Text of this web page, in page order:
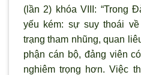
(lần 2) khóa VIII: “Trong
yếu kém: sự suy thoái
trạng tham nhũng, quan
phận cán bộ, đảng viên
nghiêm trọng hơn. Việc